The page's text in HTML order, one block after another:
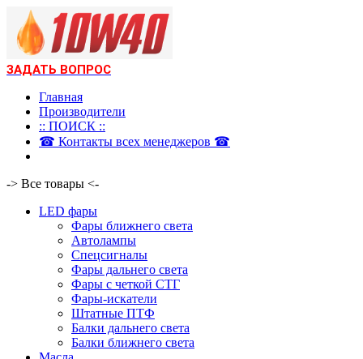
ЗАДАТЬ ВОПРОС
Главная
Производители
:: ПОИСК ::
☎ Контакты всех менеджеров ☎
-> Все товары <-
LED фары
Фары ближнего света
Автолампы
Спецсигналы
Фары дальнего света
Фары с четкой СТГ
Фары-искатели
Штатные ПТФ
Балки дальнего света
Балки ближнего света